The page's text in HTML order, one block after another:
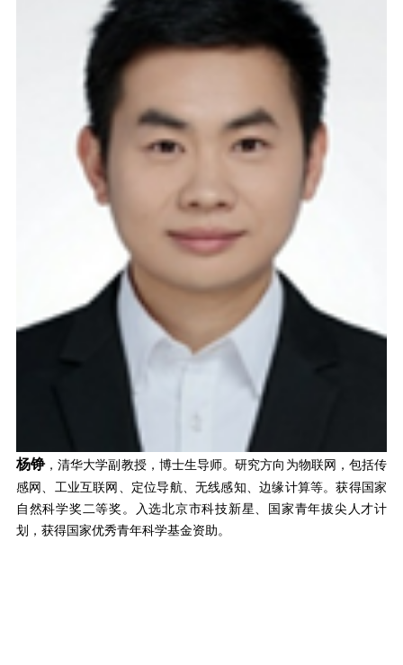
杨铮，清华大学副教授，博士生导师。研究方向为物联网，包括传
感网、工业互联网、定位导航、无线感知、边缘计算等。获得国家
自然科学奖二等奖。入选北京市科技新星、国家青年拔尖人才计
划，获得国家优秀青年科学基金资助。